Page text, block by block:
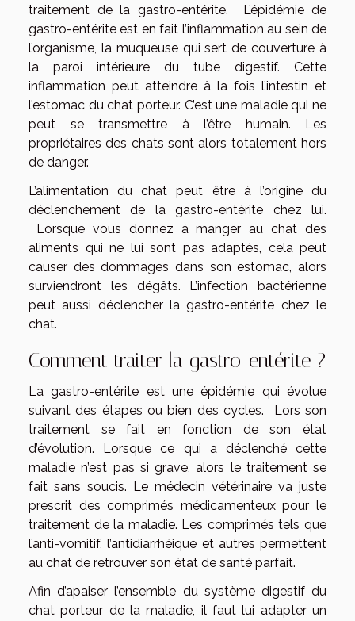
traitement de la gastro-entérite. L’épidémie de
gastro-entérite est en fait l’inflammation au sein de
l’organisme, la muqueuse qui sert de couverture à
la paroi intérieure du tube digestif. Cette
inflammation peut atteindre à la fois l’intestin et
l’estomac du chat porteur. C’est une maladie qui ne
peut se transmettre à l’être humain. Les
propriétaires des chats sont alors totalement hors
de danger.
L’alimentation du chat peut être à l’origine du
déclenchement de la gastro-entérite chez lui.
Lorsque vous donnez à manger au chat des
aliments qui ne lui sont pas adaptés, cela peut
causer des dommages dans son estomac, alors
surviendront les dégâts. L’infection bactérienne
peut aussi déclencher la gastro-entérite chez le
chat.
Comment traiter la gastro-entérite ?
La gastro-entérite est une épidémie qui évolue
suivant des étapes ou bien des cycles. Lors son
traitement se fait en fonction de son état
d’évolution. Lorsque ce qui a déclenché cette
maladie n’est pas si grave, alors le traitement se
fait sans soucis. Le médecin vétérinaire va juste
prescrit des comprimés médicamenteux pour le
traitement de la maladie. Les comprimés tels que
l’anti-vomitif, l’antidiarrhéique et autres permettent
au chat de retrouver son état de santé parfait.
Afin d’apaiser l’ensemble du système digestif du
chat porteur de la maladie, il faut lui adapter un